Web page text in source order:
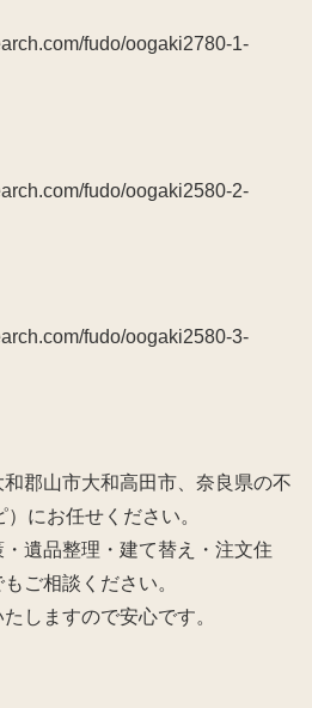
fudo/oogaki2780-1-
fudo/oogaki2580-2-
fudo/oogaki2580-3-
郡山市大和高田市、奈良県の不
にお任せください。
遺品整理・建て替え・注文住
ご相談ください。
しますので安心です。